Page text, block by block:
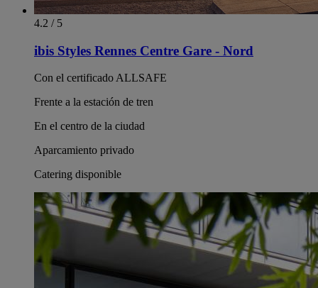
4.2 / 5
ibis Styles Rennes Centre Gare - Nord
Con el certificado ALLSAFE
Frente a la estación de tren
En el centro de la ciudad
Aparcamiento privado
Catering disponible